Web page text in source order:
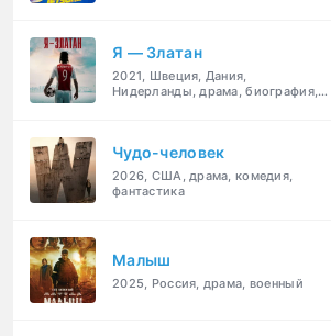
Я — Златан
2021, Швеция, Дания,
Нидерланды, драма, биография,
Чудо-человек
2026, США, драма, комедия,
фантастика
Малыш
2025, Россия, драма, военный